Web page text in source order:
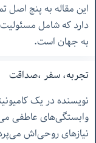
این مقاله به پنج اصل
دارد که شامل
به جهان است.
تجربه، سفر ،صداقت
نویسنده در یک
وابستگی‌های عاطفی
نیازهای روحی‌اش